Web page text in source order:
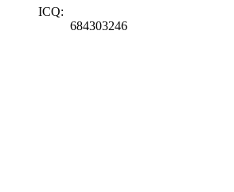
ICQ:
684303246